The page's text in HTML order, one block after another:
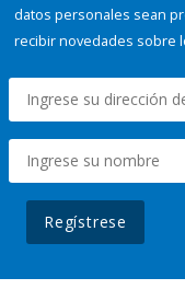
datos personales sean
recibir novedades sobre
Regístrese